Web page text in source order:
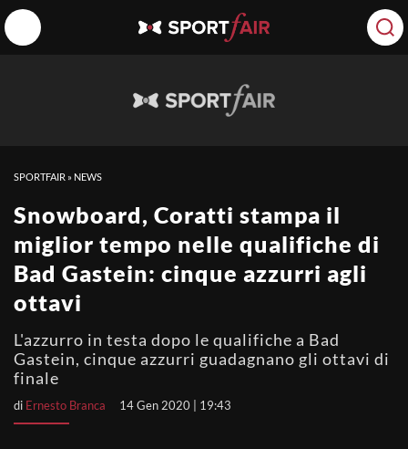
SPORTFAIR » NEWS
Snowboard, Coratti stampa il
miglior tempo nelle qualifiche di
Bad Gastein: cinque azzurri agli
ottavi
L'azzurro in testa dopo le qualifiche a Bad
Gastein, cinque azzurri guadagnano gli ottavi di
finale
di Ernesto Branca 14 Gen 2020 | 19:43